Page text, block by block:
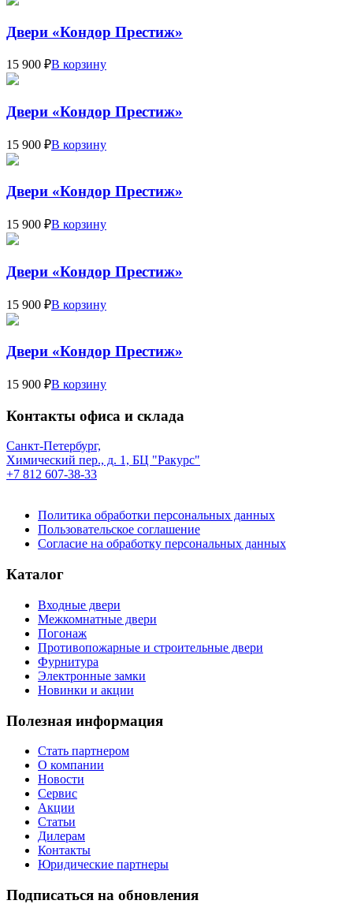
Двери «Кондор Престиж»
15 900 ₽В корзину
Двери «Кондор Престиж»
15 900 ₽В корзину
Двери «Кондор Престиж»
15 900 ₽В корзину
Двери «Кондор Престиж»
15 900 ₽В корзину
Двери «Кондор Престиж»
15 900 ₽В корзину
Контакты офиса и склада
Санкт-Петербург,
Химический пер., д. 1, БЦ "Ракурс"
+7 812 607-38-33
Политика обработки персональных данных
Пользовательское соглашение
Согласие на обработку персональных данных
Каталог
Входные двери
Межкомнатные двери
Погонаж
Противопожарные и строительные двери
Фурнитура
Электронные замки
Новинки и акции
Полезная информация
Стать партнером
О компании
Новости
Сервис
Акции
Статьи
Дилерам
Контакты
Юридические партнеры
Подписаться на обновления